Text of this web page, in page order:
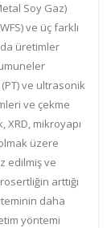
Soy Gaz)
ve üç farklı
üretimler
ve ultrasonik
ve çekme
mikroyapı
üzere
edilmiş ve
arttığı
daha
yöntemi